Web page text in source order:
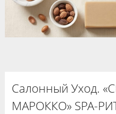
Салонный Уход.
МАРОККО» SPA-